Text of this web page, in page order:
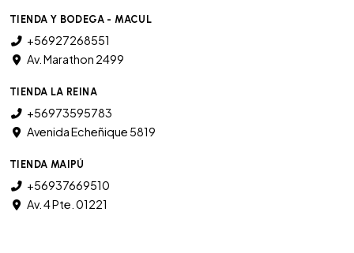
TIENDA Y BODEGA - MACUL
+56927268551
Av. Marathon 2499
TIENDA LA REINA
+56973595783
Avenida Echeñique 5819
TIENDA MAIPÚ
+56937669510
Av. 4 Pte. 01221